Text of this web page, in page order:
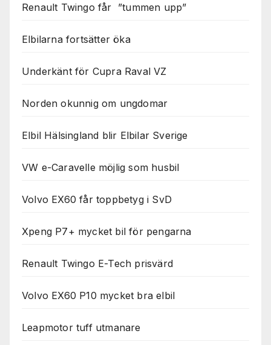
Renault Twingo får ”tummen upp”
Elbilarna fortsätter öka
Underkänt för Cupra Raval VZ
Norden okunnig om ungdomar
Elbil Hälsingland blir Elbilar Sverige
VW e-Caravelle möjlig som husbil
Volvo EX60 får toppbetyg i SvD
Xpeng P7+ mycket bil för pengarna
Renault Twingo E-Tech prisvärd
Volvo EX60 P10 mycket bra elbil
Leapmotor tuff utmanare